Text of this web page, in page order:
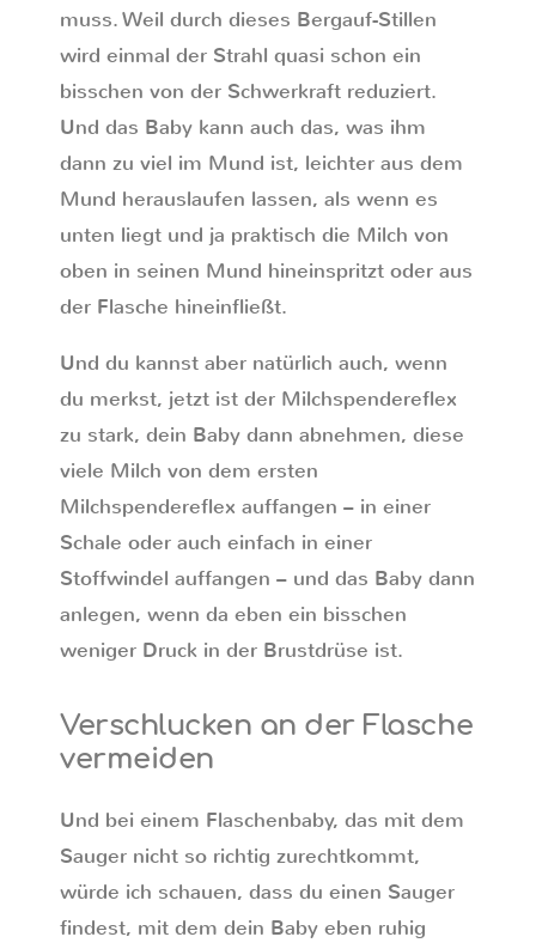
muss. Weil durch dieses Bergauf-Stillen
wird einmal der Strahl quasi schon ein
bisschen von der Schwerkraft reduziert.
Und das Baby kann auch das, was ihm
dann zu viel im Mund ist, leichter aus dem
Mund herauslaufen lassen, als wenn es
unten liegt und ja praktisch die Milch von
oben in seinen Mund hineinspritzt oder aus
der Flasche hineinfließt.
Und du kannst aber natürlich auch, wenn
du merkst, jetzt ist der Milchspendereflex
zu stark, dein Baby dann abnehmen, diese
viele Milch von dem ersten
Milchspendereflex auffangen – in einer
Schale oder auch einfach in einer
Stoffwindel auffangen – und das Baby dann
anlegen, wenn da eben ein bisschen
weniger Druck in der Brustdrüse ist.
Verschlucken an der Flasche
vermeiden
Und bei einem Flaschenbaby, das mit dem
Sauger nicht so richtig zurechtkommt,
würde ich schauen, dass du einen Sauger
findest, mit dem dein Baby eben ruhig